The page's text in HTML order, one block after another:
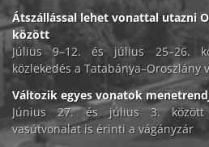
Átszállással lehet vonattal utazni
között
Július 9–12. és július 25–26.
közlekedés a Tatabánya–Oroszlány
Változik egyes vonatok
Június 27. és július 3. között
vasútvonalat is érinti a vágányzár